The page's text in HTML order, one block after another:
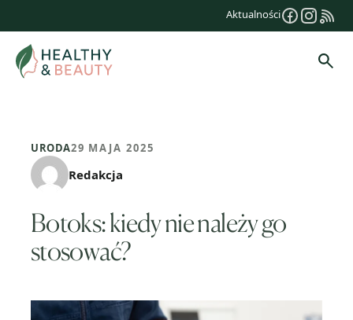
treści
Aktualności
URODA29 MAJA 2025
Redakcja
Botoks: kiedy nie należy go
stosować?